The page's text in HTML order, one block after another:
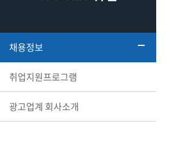
채용정보
취업지원프로그램
광고업계 회사소개